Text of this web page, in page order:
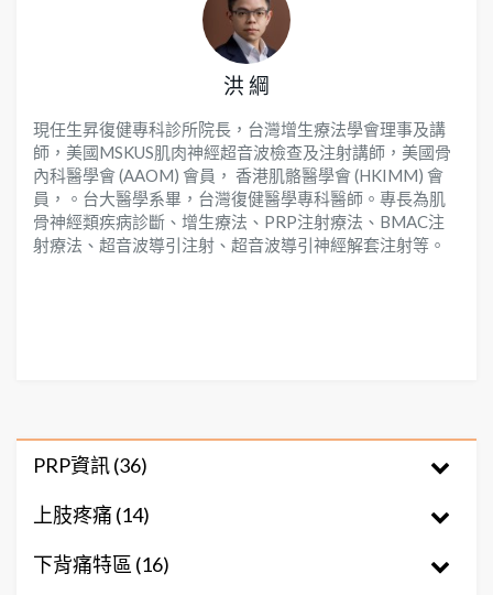
洪 綱
現任生昇復健專科診所院長，台灣增生療法學會理事及講
師，美國MSKUS肌肉神經超音波檢查及注射講師，美國骨
內科醫學會 (AAOM) 會員， 香港肌骼醫學會 (HKIMM) 會
員，。台大醫學系畢，台灣復健醫學專科醫師。專長為肌
骨神經類疾病診斷、增生療法、PRP注射療法、BMAC注
射療法、超音波導引注射、超音波導引神經解套注射等。
PRP資訊 (36)
上肢疼痛 (14)
下背痛特區 (16)